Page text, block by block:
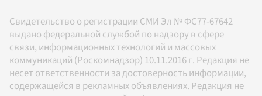
Свидетельство о регистрации СМИ Эл № ФС77-67642
выдано федеральной службой по надзору в сфере
связи, информационных технологий и массовых
коммуникаций (Роскомнадзор) 10.11.2016 г. Редакция не
несет ответственности за достоверность информации,
содержащейся в рекламных объявлениях. Редакция не